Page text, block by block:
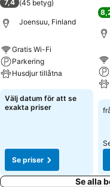
7,4 (45 betyg)
Joensuu, Finland
Gratis Wi-Fi
Parkering
Husdjur tillåtna
Se priser
Välj datum för att se
exakta priser
Se priser
Se alla